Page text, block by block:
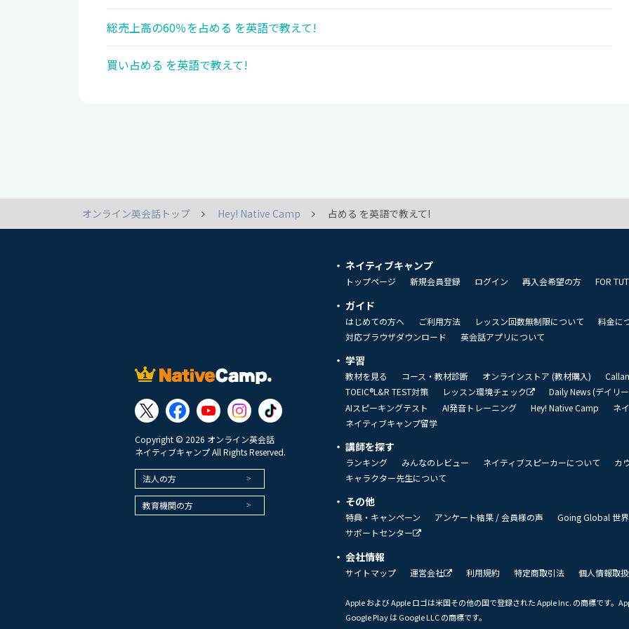
総売上高の60％を占める を英語で教えて!
買い占める を英語で教えて!
オンライン英会話トップ Hey! Native Camp 占める を英語で教えて!
Copyright © 2026 オンライン英会話
ネイティブキャンプ All Rights Reserved.
法人の方
教育機関の方
ネイティブキャンプ
トップページ 新規会員登録 ログイン 再入会希望の方 FOR
ガイド
はじめての方へ ご利用方法 レッスン回数無制限について
料金に
対応ブラウザダウンロード
英会話アプリについて
学習
教材を見る コース・教材診断 オンラインストア (教材購入)
TOEIC®L&R TEST対策
レッスン環境チェック
Daily News (デイリ
AIスピーキングテスト
AI発音トレーニング Hey! Native Camp
ネ
ネイティブキャンプ留学
講師を探す
ランキング みんなのレビュー ネイティブスピーカーについて
カ
キャラクター先生について
その他
特典・キャンペーン アンケート結果 / 会員様の声
Going Global 世
サポートセンター
会社情報
サイトマップ 運営会社 利用規約 特定商取引法 個人情報取
Apple および Apple ロゴは米国その他の国で登録された Apple Inc. の商標です。
Google Play は Google LLC の商標です。